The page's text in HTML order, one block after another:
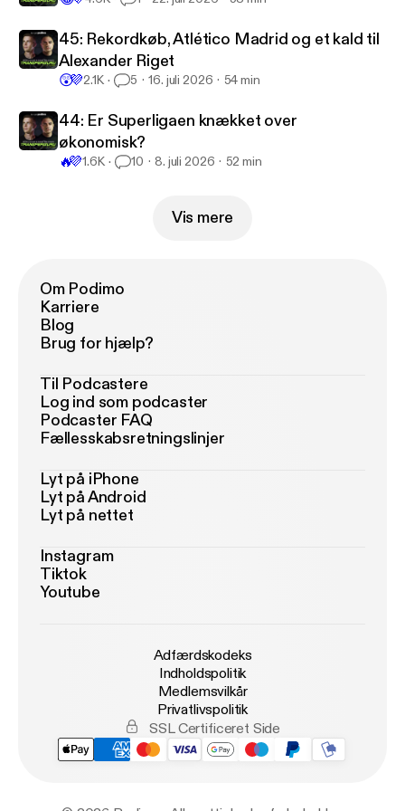
45: Rekordkøb, Atlético Madrid og et kald til
Alexander Riget
😲💜2.1K 5 16. juli 2026 54 min
44: Er Superligaen knækket over
økonomisk?
🔥💜1.6K 10 8. juli 2026 52 min
Vis mere
Om Podimo
Karriere
Blog
Brug for hjælp?
Til Podcastere
Log ind som podcaster
Podcaster FAQ
Fællesskabsretningslinjer
Lyt på iPhone
Lyt på Android
Lyt på nettet
Instagram
Tiktok
Youtube
Adfærdskodeks
Indholdspolitik
Medlemsvilkår
Privatlivspolitik
SSL Certificeret Side